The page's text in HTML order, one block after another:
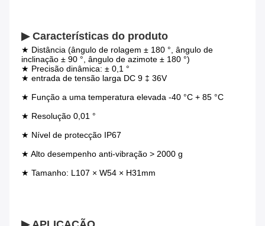
▶ Características do produto
★ Distância (ângulo de rolagem ± 180 °, ângulo de
inclinação ± 90 °, ângulo de azimote ± 180 °)
★ Precisão dinâmica: ± 0,1 °
★ entrada de tensão larga DC 9 ‡ 36V
★ Função a uma temperatura elevada -40 °C + 85 °C
★ Resolução 0,01 °
★ Nível de protecção IP67
★ Alto desempenho anti-vibração > 2000 g
★ Tamanho: L107 × W54 × H31mm